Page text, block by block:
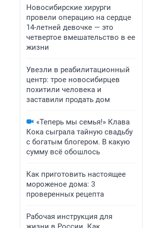
Новосибирские хирурги
провели операцию на сердце
14-летней девочке — это
четвертое вмешательство в ее
жизни
Увезли в реабилитационный
центр: трое новосибирцев
похитили человека и
заставили продать дом
«Теперь мы семья!» Клава
Кока сыграла тайную свадьбу
с богатым блогером. В какую
сумму всё обошлось
Как приготовить настоящее
мороженое дома: 3
проверенных рецепта
Рабочая инструкция для